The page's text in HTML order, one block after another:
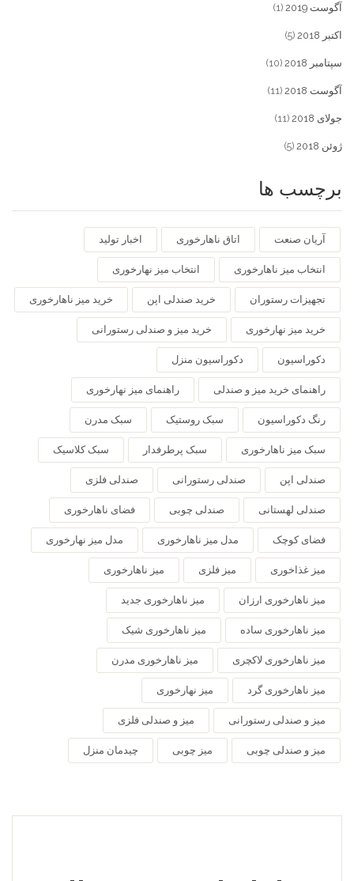
آگوست 2019 (1)
اکتبر 2018 (5)
سپتامبر 2018 (10)
آگوست 2018 (11)
جولای 2018 (11)
ژوئن 2018 (5)
برچسب ها
آریان صنعت اتاق ناهارخوری اخبار تولید
انتخاب میز ناهارخوری انتخاب میز نهارخوری
تجهیزات رستوران خرید صندلی اپن خرید میز ناهارخوری
خرید میز نهارخوری خرید میز و صندلی رستورانی
دکوراسیون دکوراسیون منزل
راهنمای خرید میز و صندلی راهنمای میز نهارخوری
رنگ دکوراسیون سبک روستیک سبک مدرن
سبک میز ناهارخوری سبک پرطرفدار سبک کلاسیک
صندلی اپن صندلی رستورانی صندلی فلزی
صندلی لهستانی صندلی چوبی فضای ناهارخوری
فضای کوچک مدل میز ناهارخوری مدل میز نهارخوری
میز غذاخوری میز فلزی میز ناهارخوری
میز ناهارخوری ارزان میز ناهارخوری جدید
میز ناهارخوری ساده میز ناهارخوری شیک
میز ناهارخوری لاکچری میز ناهارخوری مدرن
میز ناهارخوری گرد میز نهارخوری
میز و صندلی رستورانی میز و صندلی فلزی
میز و صندلی چوبی میز چوبی چیدمان منزل